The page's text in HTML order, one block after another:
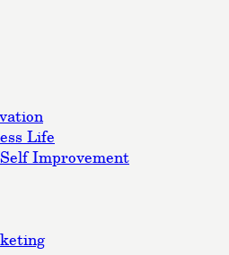
Life
Improvement